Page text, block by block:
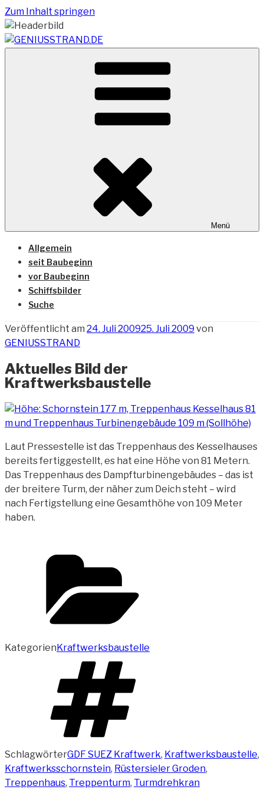
Zum Inhalt springen
GENIUSSTRAND.DE
Vom Geniusstrand zum JadeWeserPort/Container
Terminal Wilhelmshaven
Menü
Allgemein
seit Baubeginn
vor Baubeginn
Schiffsbilder
Suche
Veröffentlicht am 24. Juli 200925. Juli 2009 von
GENIUSSTRAND
Aktuelles Bild der
Kraftwerksbaustelle
Laut Pressestelle ist das Treppenhaus des Kesselhauses
bereits fertiggestellt, es hat eine Höhe von 81 Metern.
Das Treppenhaus des Dampfturbinengebäudes – das ist
der breitere Turm, der näher zum Deich steht – wird
nach Fertigstellung eine Gesamthöhe von 109 Meter
haben.
KategorienKraftwerksbaustelle
SchlagwörterGDF SUEZ Kraftwerk, Kraftwerksbaustelle,
Kraftwerksschornstein, Rüstersieler Groden,
Treppenhaus, Treppenturm, Turmdrehkran